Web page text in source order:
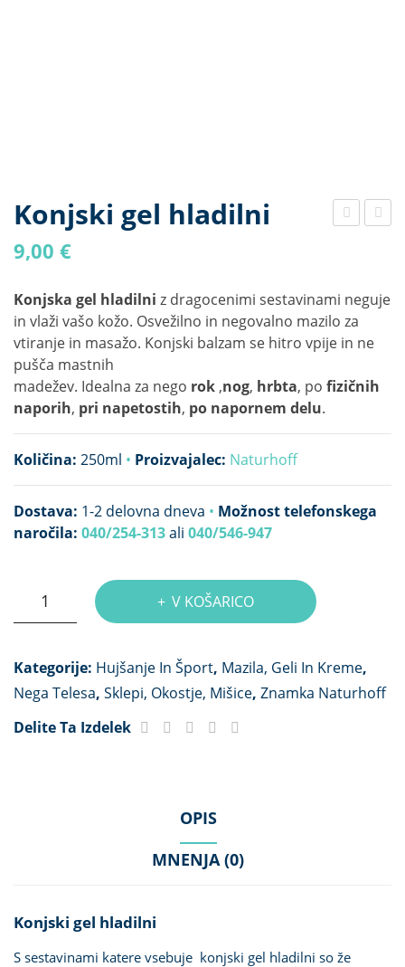
jiča
ml
Konjski gel hladilni
9,00 €
Konjska gel hladilni z dragocenimi sestavinami neguje
in vlaži vašo kožo. Osvežilno in negovalno mazilo za
vtiranje in masažo. Konjski balzam se hitro vpije in ne
pušča mastnih
madežev. Idealna za nego rok ,nog, hrbta, po fizičnih
naporih, pri napetostih, po napornem delu.
Količina: 250ml • Proizvajalec: Naturhoff
Dostava: 1-2 delovna dneva • Možnost telefonskega
naročila: 040/254-313ali 040/546-947
Konjski
gel
količina
V KOŠARICO
Kategorije: Hujšanje In Šport, Mazila, Geli In Kreme,
Nega Telesa, Sklepi, Okostje, Mišice, Znamka Naturhoff
Delite Ta Izdelek
OPIS
MNENJA (0)
Konjski gel hladilni
S sestavinami katere vsebuje konjski gel hladilni so že